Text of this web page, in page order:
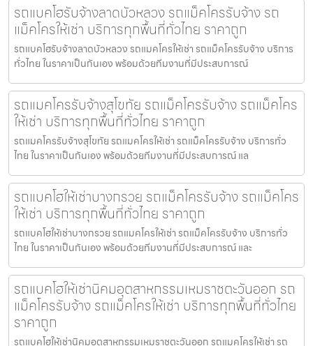
รถแบคโฮรับจ้างลาดบัวหลวง รถแม็คโครรับจ้าง รถ
แม็คโครให้เช่า บริการทุกพื้นที่ทั่วไทย ราคาถูก
รถแบคโฮรับจ้างลาดบัวหลวง รถแมคโครให้เช่า รถแม็คโครรับจ้าง บริการ
ทั่วไทย ในราคาเป็นกันเอง พร้อมด้วยทีมงานที่มีประสบการณ์
รถแมคโครรับจ้างสุโขทัย รถแม็คโครรับจ้าง รถแม็คโคร
ให้เช่า บริการทุกพื้นที่ทั่วไทย ราคาถูก
รถแมคโครรับจ้างสุโขทัย รถแมคโครให้เช่า รถแม็คโครรับจ้าง บริการทั่ว
ไทย ในราคาเป็นกันเอง พร้อมด้วยทีมงานที่มีประสบการณ์ แล
รถแบคโฮให้เช่าบางกรวย รถแม็คโครรับจ้าง รถแม็คโคร
ให้เช่า บริการทุกพื้นที่ทั่วไทย ราคาถูก
รถแบคโฮให้เช่าบางกรวย รถแมคโครให้เช่า รถแม็คโครรับจ้าง บริการทั่ว
ไทย ในราคาเป็นกันเอง พร้อมด้วยทีมงานที่มีประสบการณ์ และ
รถแบคโฮให้เช่านิคมอุตสาหกรรมเหมราชตะวันออก รถ
แม็คโครรับจ้าง รถแม็คโครให้เช่า บริการทุกพื้นที่ทั่วไทย
ราคาถูก
รถแบคโฮให้เช่านิคมอุตสาหกรรมเหมราชตะวันออก รถแมคโครให้เช่า รถ